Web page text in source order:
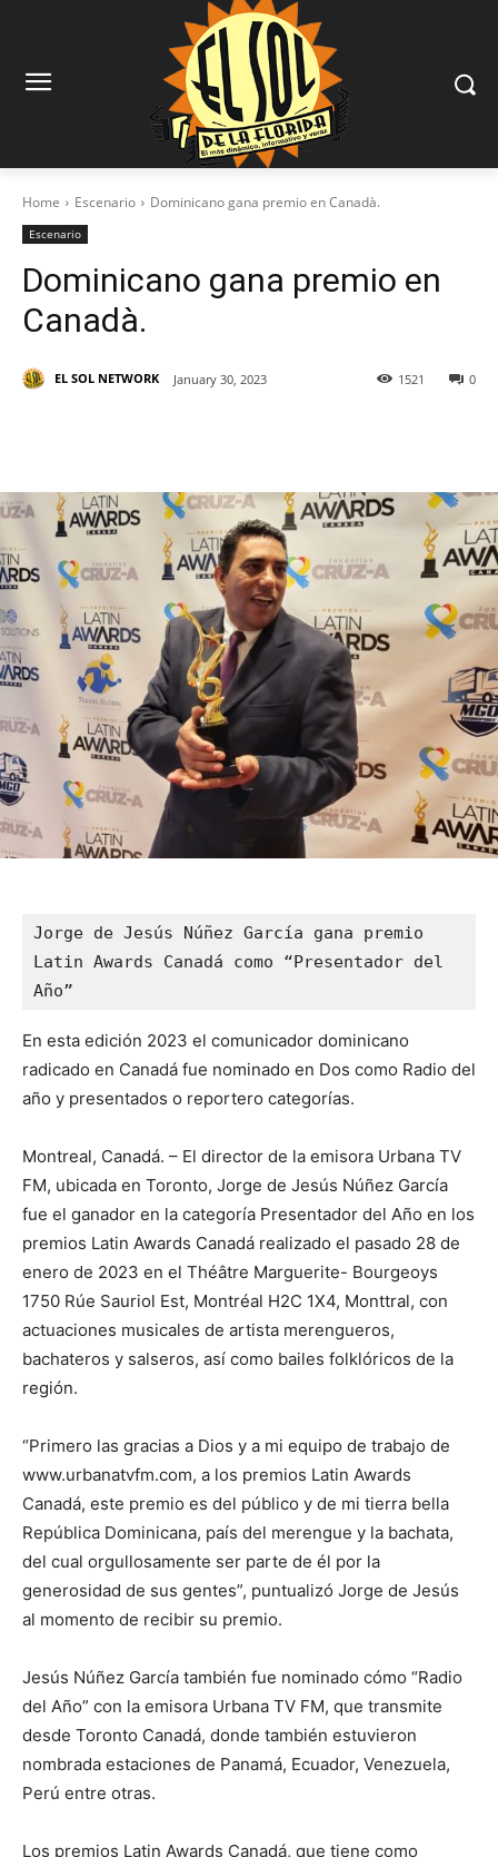
Home Escenario Dominicano gana premio en Canadà.
Escenario
Dominicano gana premio en
Canadà.
EL SOL NETWORK January 30, 2023 0
1521
Jorge de Jesús Núñez García gana premio
Latin Awards Canadá como “Presentador del
Año”
En esta edición 2023 el comunicador dominicano
radicado en Canadá fue nominado en Dos como Radio del
año y presentados o reportero categorías.
Montreal, Canadá. – El director de la emisora Urbana TV
FM, ubicada en Toronto, Jorge de Jesús Núñez García
fue el ganador en la categoría Presentador del Año en los
premios Latin Awards Canadá realizado el pasado 28 de
enero de 2023 en el Théâtre Marguerite- Bourgeoys
1750 Rúe Sauriol Est, Montréal H2C 1X4, Monttral, con
actuaciones musicales de artista merengueros,
bachateros y salseros, así como bailes folklóricos de la
región.
“Primero las gracias a Dios y a mi equipo de trabajo de
www.urbanatvfm.com, a los premios Latin Awards
Canadá, este premio es del público y de mi tierra bella
República Dominicana, país del merengue y la bachata,
del cual orgullosamente ser parte de él por la
generosidad de sus gentes”, puntualizó Jorge de Jesús
al momento de recibir su premio.
Jesús Núñez García también fue nominado cómo “Radio
del Año” con la emisora Urbana TV FM, que transmite
desde Toronto Canadá, donde también estuvieron
nombrada estaciones de Panamá, Ecuador, Venezuela,
Perú entre otras.
Los premios Latin Awards Canadá, que tiene como